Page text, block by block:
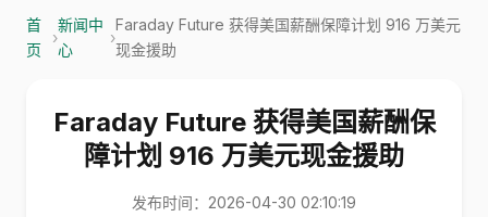
首
页
›
新闻中
心
›
Faraday Future 获得美国薪酬保障计划 916 万美元
现金援助
Faraday Future 获得美国薪酬保
障计划 916 万美元现金援助
发布时间：2026-04-30 02:10:19